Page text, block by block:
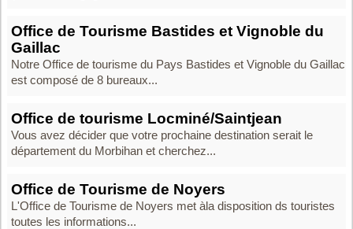
Office de Tourisme Bastides et Vignoble du
Gaillac
Notre Office de tourisme du Pays Bastides et Vignoble du Gaillac
est composé de 8 bureaux...
Office de tourisme Locminé/Saintjean
Vous avez décider que votre prochaine destination serait le
département du Morbihan et cherchez...
Office de Tourisme de Noyers
L'Office de Tourisme de Noyers met àla disposition ds touristes
toutes les informations...